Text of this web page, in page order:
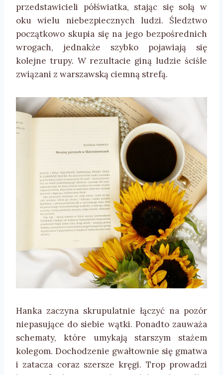
przedstawicieli półświatka, stając się solą w
oku wielu niebezpiecznych ludzi. Śledztwo
początkowo skupia się na jego bezpośrednich
wrogach, jednakże szybko pojawiają się
kolejne trupy. W rezultacie giną ludzie ściśle
związani z warszawską ciemną strefą.
Hanka zaczyna skrupulatnie łączyć na pozór
niepasujące do siebie wątki. Ponadto zauważa
schematy, które umykają starszym stażem
kolegom. Dochodzenie gwałtownie się gmatwa
i zatacza coraz szersze kręgi. Trop prowadzi